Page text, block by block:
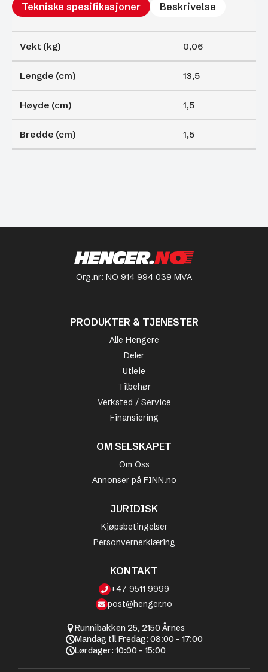
Tekniske spesifikasjoner Beskrivelse
Vekt (kg) 0,06
Lengde (cm) 13,5
Høyde (cm) 1,5
Bredde (cm) 1,5
Org.nr: NO 914 994 039 MVA
PRODUKTER & TJENESTER
Alle Hengere
Deler
Utleie
Tilbehør
Verksted / Service
Finansiering
OM SELSKAPET
Om Oss
Annonser på FINN.no
JURIDISK
Kjøpsbetingelser
Personvernerklæring
KONTAKT
+47 9511 9999
post@henger.no
Runnibakken 25, 2150 Årnes
Mandag til Fredag: 08:00 - 17:00
Lørdager: 10:00 - 15:00